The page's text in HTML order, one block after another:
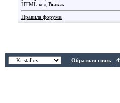
HTML код Выкл.
Правила форума
Обратная связь -